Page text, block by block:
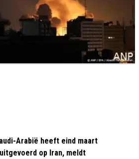
Arabië heeft eind maart
op Iran, meldt